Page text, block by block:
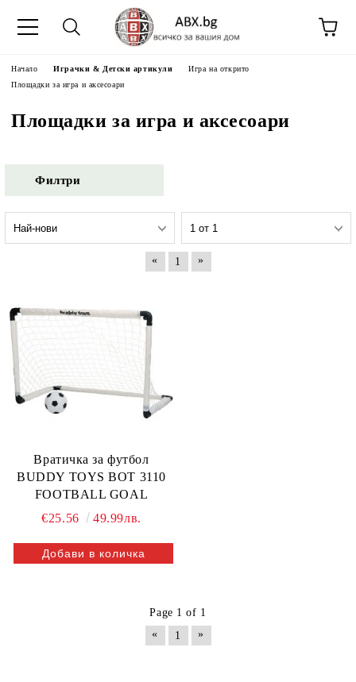
Начало Играчки & Детски артикули
Игра на открито
Площадки за игра и аксесоари
Площадки за игра и аксесоари
Филтри
« 1 »
Вратичка за футбол
BUDDY TOYS BOT 3110
FOOTBALL GOAL
€25.56
49.99лв.
Page 1 of 1
«
1 »